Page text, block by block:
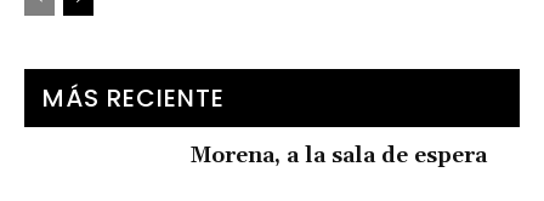
MÁS RECIENTE
Morena, a la sala de espera